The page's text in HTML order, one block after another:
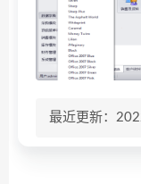
最近更新：